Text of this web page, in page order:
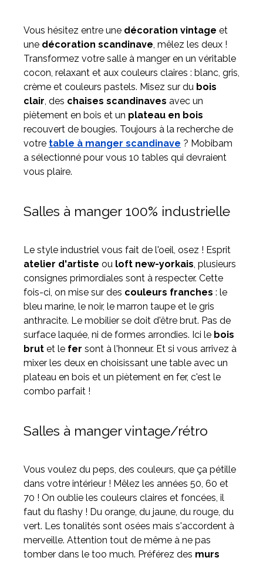
Vous hésitez entre une décoration vintage et
une décoration scandinave, mêlez les deux !
Transformez votre salle à manger en un véritable
cocon, relaxant et aux couleurs claires : blanc, gris,
crème et couleurs pastels. Misez sur du bois
clair, des chaises scandinaves avec un
piètement en bois et un plateau en bois
recouvert de bougies. Toujours à la recherche de
votre table à manger scandinave ? Mobibam
a sélectionné pour vous 10 tables qui devraient
vous plaire.
Salles à manger 100% industrielle
Le style industriel vous fait de l'oeil, osez ! Esprit
atelier d'artiste ou loft new-yorkais, plusieurs
consignes primordiales sont à respecter. Cette
fois-ci, on mise sur des couleurs franches : le
bleu marine, le noir, le marron taupe et le gris
anthracite. Le mobilier se doit d'être brut. Pas de
surface laquée, ni de formes arrondies. Ici le bois
brut et le fer sont à l'honneur. Et si vous arrivez à
mixer les deux en choisissant une table avec un
plateau en bois et un piètement en fer, c'est le
combo parfait !
Salles à manger vintage/rétro
Vous voulez du peps, des couleurs, que ça pétille
dans votre intérieur ! Mêlez les années 50, 60 et
70 ! On oublie les couleurs claires et foncées, il
faut du flashy ! Du orange, du jaune, du rouge, du
vert. Les tonalités sont osées mais s'accordent à
merveille. Attention tout de même à ne pas
tomber dans le too much. Préférez des murs